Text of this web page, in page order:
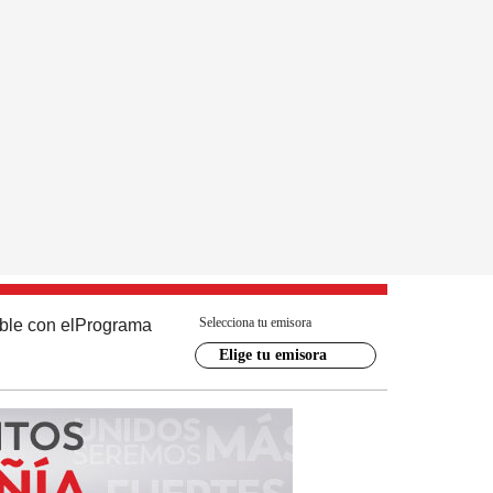
con el Programa Selecciona tu emisora
Elige tu emisora